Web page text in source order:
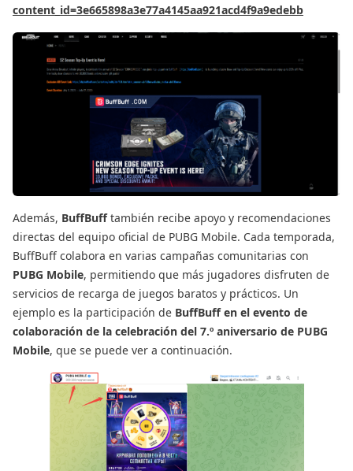
content_id=3e665898a3e77a4145aa921acd4f9a9edebb
Además, BuffBufftambién recibe apoyo y recomendaciones
directas del equipo oficial de PUBG Mobile. Cada temporada,
BuffBuff colabora en varias campañas comunitarias con
PUBG Mobile, permitiendo que más jugadores disfruten de
servicios de recarga de juegos baratos y prácticos. Un
ejemplo es la participación de BuffBuff en el evento de
colaboración de la celebración del 7.º aniversario de PUBG
Mobile, que se puede ver a continuación.